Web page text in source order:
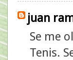
juan
Se me
Tenis.